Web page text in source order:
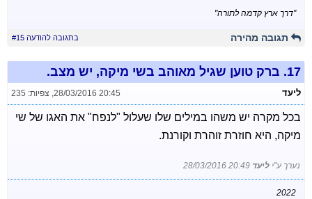
"דרך ארץ קדמה לתורה"
תגובה מהירה בתגובה להודעה #15
17. ברק טוען שגיל מאוהב בשי מיקה, יש מצב.
ליעד 28/03/2016 20:45
, צפיות: 235
בכל מקרה יש משהו במילים שלו שעלול "לנפח" את האגו של שי
מיקה, היא חוזרת זוהרת וקורנת.
נערך ע"י ליעד 28/03/2016 20:49
2022